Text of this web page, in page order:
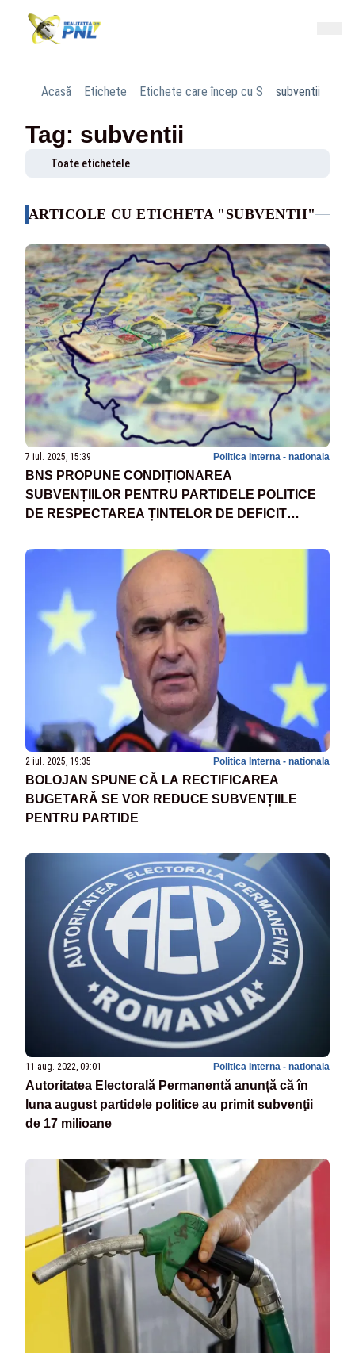
Acasă Etichete Etichete care încep cu S subventii
Tag: subventii
Toate etichetele
ARTICOLE CU ETICHETA "SUBVENTII"
7 iul. 2025, 15:39 Politica Interna - nationala
BNS PROPUNE CONDIȚIONAREA
SUBVENȚIILOR PENTRU PARTIDELE POLITICE
DE RESPECTAREA ȚINTELOR DE DEFICIT
2 iul. 2025, 19:35 Politica Interna - nationala
BOLOJAN SPUNE CĂ LA RECTIFICAREA
BUGETARĂ SE VOR REDUCE SUBVENȚIILE
PENTRU PARTIDE
11 aug. 2022, 09:01 Politica Interna - nationala
Autoritatea Electorală Permanentă anunță că în
luna august partidele politice au primit subvenţii
de 17 milioane